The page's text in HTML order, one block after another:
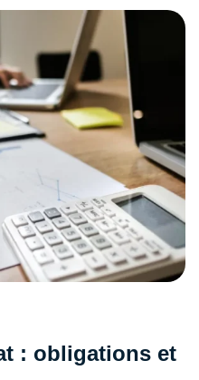
: obligations et